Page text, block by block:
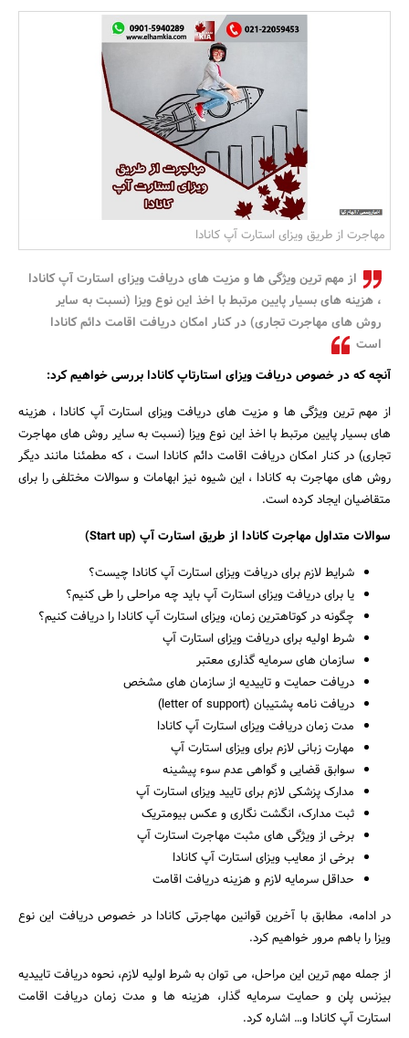
بانک، بیمه و سرمایه
مسکن و ساختمان
مهاجرت از طریق ویزای استارت آپ کانادا
از مهم ترین ویژگی ها و مزیت های دریافت ویزای استارت آپ کانادا
، هزینه های بسیار پایین مرتبط با اخذ این نوع ویزا (نسبت به سایر
روش های مهاجرت تجاری) در کنار امکان دریافت اقامت دائم کانادا
است
آنچه که در خصوص دریافت ویزای استارتاپ کانادا بررسی خواهیم کرد:
از مهم ترین ویژگی ها و مزیت های دریافت ویزای استارت آپ کانادا ، هزینه
های بسیار پایین مرتبط با اخذ این نوع ویزا (نسبت به سایر روش های مهاجرت
تجاری) در کنار امکان دریافت اقامت دائم کانادا است ، که مطمئنا مانند دیگر
روش های مهاجرت به کانادا ، این شیوه نیز ابهامات و سوالات مختلفی را برای
متقاضیان ایجاد کرده است.
سوالات متداول مهاجرت کانادا از طریق استارت آپ (Start up)
شرایط لازم برای دریافت ویزای استارت آپ کانادا چیست؟
یا برای دریافت ویزای استارت آپ باید چه مراحلی را طی کنیم؟
چگونه در کوتاهترین زمان، ویزای استارت آپ کانادا را دریافت کنیم؟
شرط اولیه برای دریافت ویزای استارت آپ
سازمان های سرمایه گذاری معتبر
دریافت حمایت و تاییدیه از سازمان های مشخص
دریافت نامه پشتیبان (letter of support)
مدت زمان دریافت ویزای استارت آپ کانادا
مهارت زبانی لازم برای ویزای استارت آپ
سوابق قضایی و گواهی عدم سوء پیشینه
مدارک پزشکی لازم برای تایید ویزای استارت آپ
ثبت مدارک، انگشت نگاری و عکس بیومتریک
برخی از ویژگی های مثبت مهاجرت استارت آپ
برخی از معایب ویزای استارت آپ کانادا
حداقل سرمایه لازم و هزینه دریافت اقامت
در ادامه، مطابق با آخرین قوانین مهاجرتی کانادا در خصوص دریافت این نوع
ویزا را باهم مرور خواهیم کرد.
از جمله مهم ترین این مراحل، می توان به شرط اولیه لازم، نحوه دریافت تاییدیه
بیزنس پلن و حمایت سرمایه گذار، هزینه ها و مدت زمان دریافت اقامت
استارت آپ کانادا و… اشاره کرد.